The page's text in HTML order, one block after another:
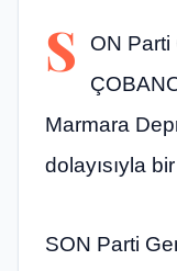
S
ON Parti
Marmara
dolayısıyla
SON Parti